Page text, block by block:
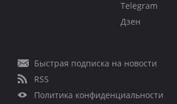
Telegram
Дзен
Быстрая подписка на новости
RSS
Политика конфиденциальности